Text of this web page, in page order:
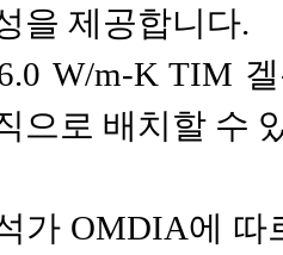
을 제공합니다.
W/m-K TIM
으로 배치할 수
가 OMDIA에 따